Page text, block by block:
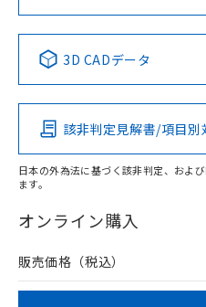
Pb Hg
O
在庫等で未対応品が混在する
問い合わせください。
Yes No
この製品
その他の認証はこち
3D CADデータ
該非判定見解書/項目別
日本の外為法に基づく該非判定、およ
ます。
オンライン購入
販売価格（税込）